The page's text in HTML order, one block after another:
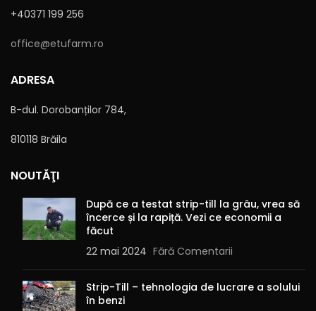
Sunt de acord cu
Alternative:
+40371 199 256
office@etufarm.ro
ADRESA
B-dul. Dorobanților 784,
810118 Brăila
NOUTĂŢI
După ce a testat strip-till la grâu, vrea să
încerce și la rapiță. Vezi ce economii a
făcut
22 mai 2024 Fără Comentarii
Strip-Till – tehnologia de lucrare a solului
în benzi